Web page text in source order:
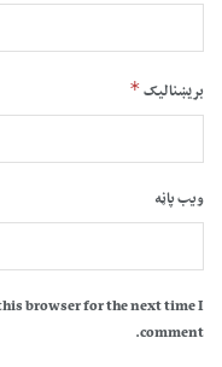
بریښنالیک*
ویب پاڼه
browser for the next time I
comment.